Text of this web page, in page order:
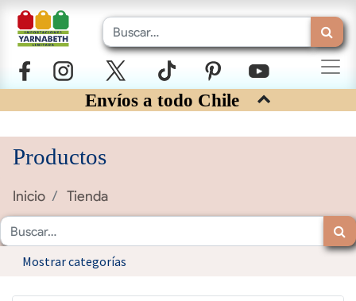
Envíos a todo Chile
Productos
Inicio Tienda
Mostrar categorías